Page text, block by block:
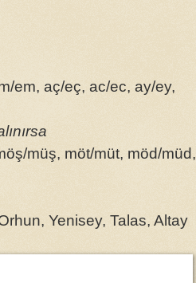
em, aç/eç, ac/ec, ay/ey,
müş, möt/müt, möd/müd,
Yenisey, Talas, Altay